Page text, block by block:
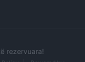
rezervuara!